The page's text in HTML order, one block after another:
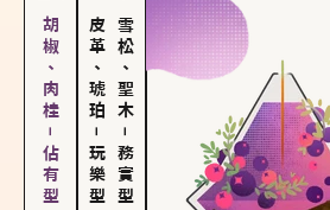
胡椒、肉桂－佔有型 皮革、琥珀
－
玩樂型
雪松、聖木
－
務實型